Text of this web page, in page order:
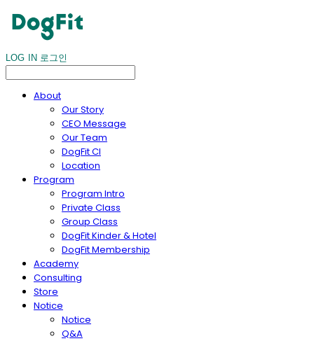
LOG IN 로그인
About
Our Story
CEO Message
Our Team
DogFit CI
Location
Program
Program Intro
Private Class
Group Class
DogFit Kinder & Hotel
DogFit Membership
Academy
Consulting
Store
Notice
Notice
Q&A